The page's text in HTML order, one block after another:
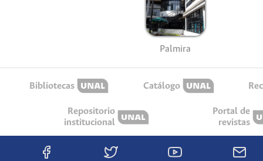
Palmira
Bibliotecas Catálogo
Repositorio
institucional
Portal de
revistas